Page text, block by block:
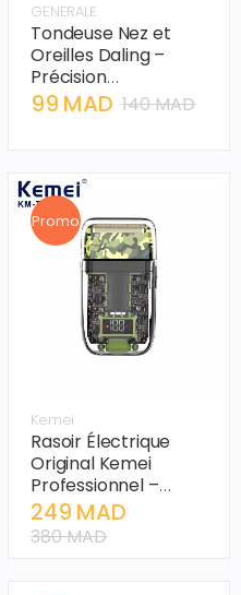
GENERALE
Tondeuse Nez et
Oreilles Daling –
Précision
Professionnelle Noire
99 MAD 140 MAD
Promo
Kemei
Rasoir Électrique
Original Kemei
Professionnel –
Machine à Raser
Barbier
Rechargeable,
249 MAD
380 MAD